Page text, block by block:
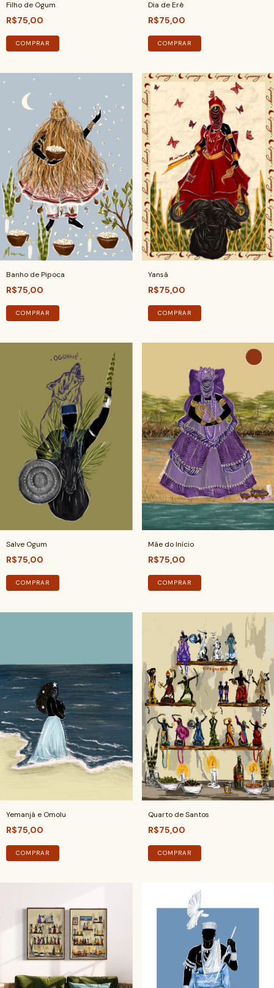
Filho de Ogum
R$75,00
COMPRAR
Dia de Erê
R$75,00
COMPRAR
Banho de Pipoca
R$75,00
COMPRAR
Yansã
R$75,00
COMPRAR
Salve Ogum
R$75,00
COMPRAR
Mãe do Início
R$75,00
COMPRAR
Yemanjá e Omolu
R$75,00
COMPRAR
Quarto de Santos
R$75,00
COMPRAR